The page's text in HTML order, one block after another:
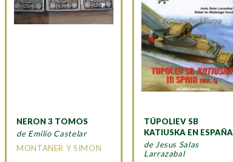
NERON 3 TOMOS
de Emilio Castelar
MONTANER Y SIMON
TÚPOLIEV SB
KATIUSKA EN ESPAÑA
de Jesus Salas
Larrazabal